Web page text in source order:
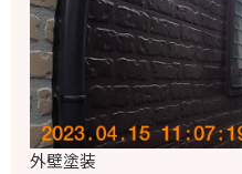
外壁塗装